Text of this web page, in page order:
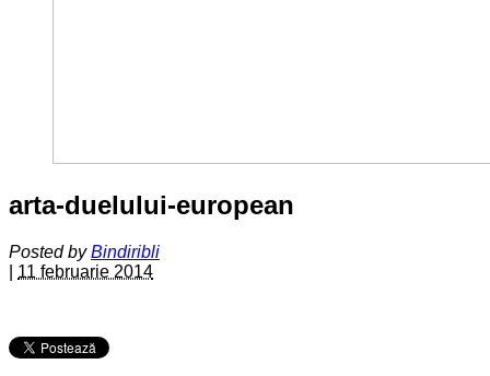
arta-duelului-european
Posted byBindiribli
11 februarie 2014